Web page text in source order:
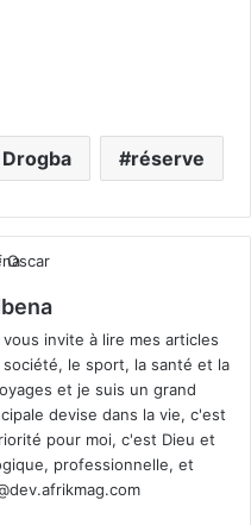
réserve
invite à lire mes articles
le sport, la santé et la
et je suis un grand
devise dans la vie, c'est
pour moi, c'est Dieu et
professionnelle, et